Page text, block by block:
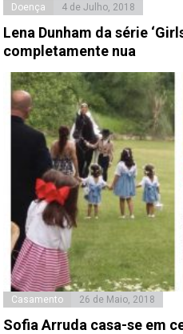
Doença 4 de Julho, 2018
Lena Dunham da série
completamente nua
Casamento 26 de Maio, 2018
Sofia Arruda casa-se em